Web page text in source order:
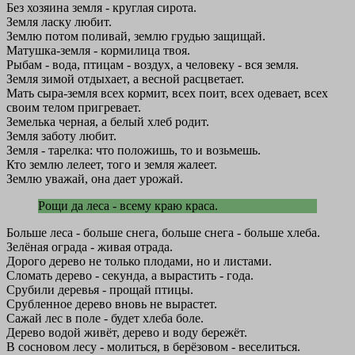
Без хозяина земля - круглая сирота.
Земля ласку любит.
Землю потом поливай, землю грудью защищай.
Матушка-земля - кормилица твоя.
Рыбам - вода, птицам - воздух, а человеку - вся земля.
Земля зимой отдыхает, а весной расцветает.
Мать сыра-земля всех кормит, всех поит, всех одевает, всех
своим телом пригревает.
Земелька черная, а белый хлеб родит.
Земля заботу любит.
Земля - тарелка: что положишь, то и возьмешь.
Кто землю лелеет, того и земля жалеет.
Землю уважай, она дает урожай.
Рощи да леса - всему краю краса.
Больше леса - больше снега, больше снега - больше хлеба.
Зелёная ограда - живая отрада.
Дорого дерево не только плодами, но и листами.
Сломать дерево - секунда, а вырастить - года.
Срубили деревья - прощай птицы.
Срубленное дерево вновь не вырастет.
Сажай лес в поле - будет хлеба боле.
Дерево водой живёт, дерево и воду бережёт.
В сосновом лесу - молиться, в берёзовом - веселиться.